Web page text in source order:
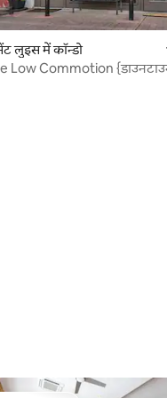
123 समीक्षाएँ
लुइस में कॉन्डो
Low Commotion